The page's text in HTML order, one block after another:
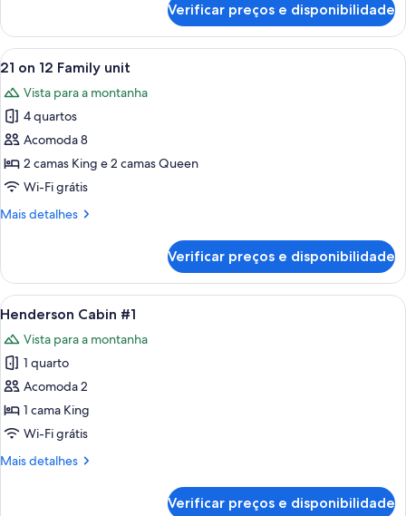
standard,
cama
Verificar preços e disponibilidade
Carrega
todas
as
fotos
de
21
on
Family
Quarto com uma cama, duas mesas
19
21 on 12 Family unit
Vista para a montanha
4 quartos
Acomoda 8
2 camas King e 2 camas Queen
Wi-Fi grátis
Mais detalhes
Mais
on
12
Family
Verificar preços e disponibilidade
Carrega
todas
as
fotos
de
Henderson
Cabin
8
Henderson Cabin #1
Vista para a montanha
1 quarto
Acomoda 2
1 cama King
Wi-Fi grátis
Mais detalhes
Mais
Verificar preços e disponibilidade